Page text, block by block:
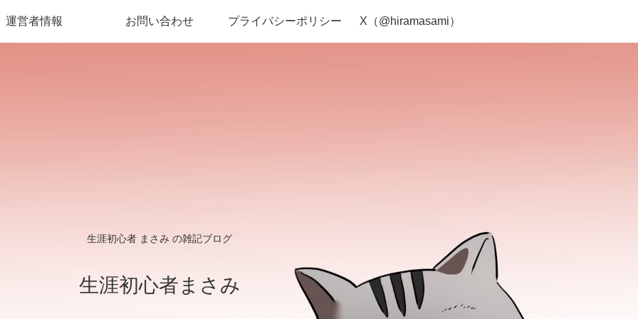
生涯初心者 まさみ の雑記ブログ
生涯初心者まさみ
運営者情報 お問い合わせ プライバシーポリシー X（@hiramasami）